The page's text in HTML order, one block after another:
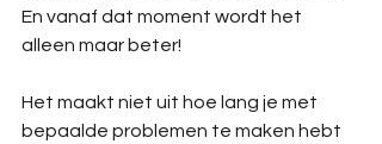
En vanaf dat moment wordt het
alleen maar beter!
Het maakt niet uit hoe lang je met
bepaalde problemen te maken hebt